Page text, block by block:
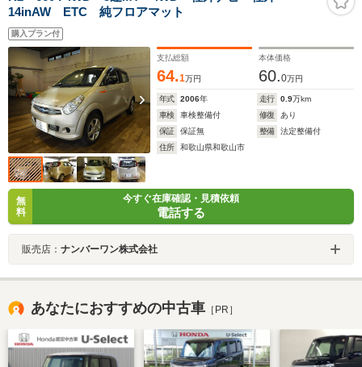
14inAW ETC 純フロアマット
購入プラン付
支払総額
64.1万円
本体価格
60.0万円
年式 2006年 走行 0.9万km
車検
車検整備付 修復
あり
保証
保証無 整備
法定整備付
住所
和歌山県和歌山市
無
料
今すぐ在庫確認・見積依頼
電話する
販売店： ナンバーワン株式会社
あなたにおすすめの中古車 ［PR］